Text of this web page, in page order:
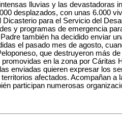
lluvias y las devastadoras
desplazados, con unas 6.000
Dicasterio para el Servicio del
y programas de emergencia
también ha decidido enviar
el pasado mes de agosto,
que destruyeron más
en la zona por Cáritas
enviadas quieren expresar los
afectados. Acompañan a
participan numerosas